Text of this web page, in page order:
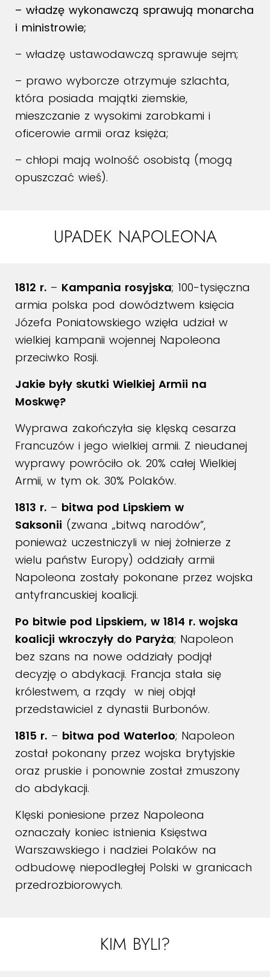
– władzę wykonawczą sprawują monarcha
i ministrowie;
– władzę ustawodawczą sprawuje sejm;
– prawo wyborcze otrzymuje szlachta,
która posiada majątki ziemskie,
mieszczanie z wysokimi zarobkami i
oficerowie armii oraz księża;
– chłopi mają wolność osobistą (mogą
opuszczać wieś).
UPADEK NAPOLEONA
1812 r. – Kampania rosyjska; 100-tysięczna
armia polska pod dowództwem księcia
Józefa Poniatowskiego wzięła udział w
wielkiej kampanii wojennej Napoleona
przeciwko Rosji.
Jakie były skutki Wielkiej Armii na
Moskwę?
Wyprawa zakończyła się klęską cesarza
Francuzów i jego wielkiej armii. Z nieudanej
wyprawy powróciło ok. 20% całej Wielkiej
Armii, w tym ok. 30% Polaków.
1813 r. – bitwa pod Lipskiem w
Saksonii (zwana „bitwą narodów”,
ponieważ uczestniczyli w niej żołnierze z
wielu państw Europy) oddziały armii
Napoleona zostały pokonane przez wojska
antyfrancuskiej koalicji.
Po bitwie pod Lipskiem, w 1814 r. wojska
koalicji wkroczyły do Paryża; Napoleon
bez szans na nowe oddziały podjął
decyzję o abdykacji. Francja stała się
królestwem, a rządy w niej objął
przedstawiciel z dynastii Burbonów.
1815 r. – bitwa pod Waterloo; Napoleon
został pokonany przez wojska brytyjskie
oraz pruskie i ponownie został zmuszony
do abdykacji.
Klęski poniesione przez Napoleona
oznaczały koniec istnienia Księstwa
Warszawskiego i nadziei Polaków na
odbudowę niepodległej Polski w granicach
przedrozbiorowych.
KIM BYLI?